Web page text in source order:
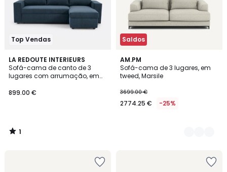
Top Vendas
LA REDOUTE INTERIEURS
Sofá-cama de canto de 3
lugares com arrumação, em
899.00 €
1
/
5
1
/
Saldos
AM.PM
Sofá-cama de 3 lugares, em
tweed, Marsile
3699.00 €
2774.25 € -25%
3
Cores